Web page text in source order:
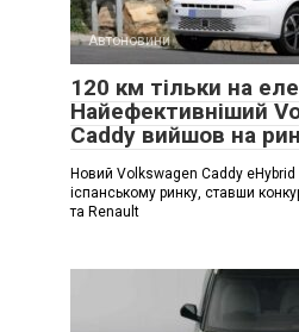
Автоновини
120 км тільки на
Найефективніший
Caddy вийшов на
Новий Volkswagen Caddy
іспанському ринку, ставши
та Renault